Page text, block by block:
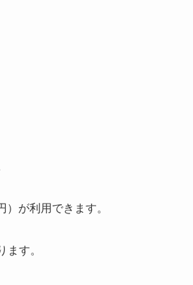
が利用できます。
ます。